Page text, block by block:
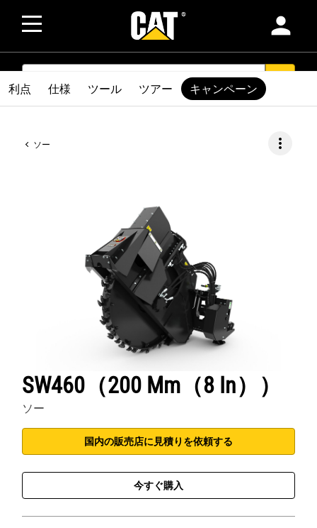
person
SEARCH
ソー more_vert
SW460（200 Mm（8 In））
ソー
国内の販売店に見積りを依頼する
今すぐ購入
利点 仕様 ツール ツアー キャンペーン